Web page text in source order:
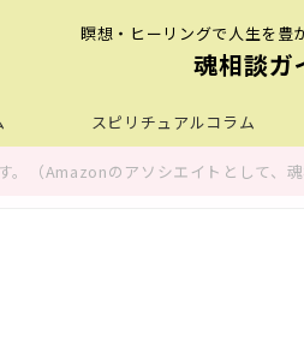
瞑想・ヒーリングで人生を豊
魂相談ガ
スピリチュアルコラム
（Amazonのアソシエイトとして、